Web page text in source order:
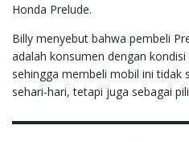
Honda Prelude.
Billy menyebut bahwa pembeli
adalah konsumen dengan
sehingga membeli mobil ini tidak
sehari-hari, tetapi juga sebagai